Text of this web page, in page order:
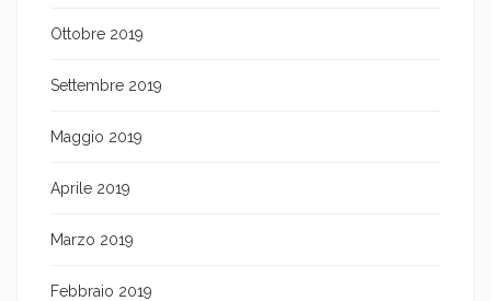
Ottobre 2019
Settembre 2019
Maggio 2019
Aprile 2019
Marzo 2019
Febbraio 2019